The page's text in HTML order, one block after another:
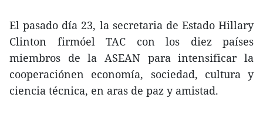
El pasado día 23, la secretaria de Estado Hillary
Clinton firmóel TAC con los diez países
miembros de la ASEAN para intensificar la
cooperaciónen economía, sociedad, cultura y
ciencia técnica, en aras de paz y amistad.